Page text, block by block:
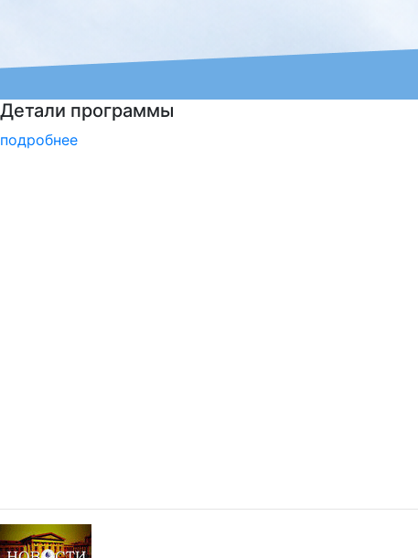
Центр карьеры
подробнее